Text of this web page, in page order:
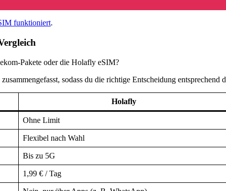
funktioniert.
Pakete oder die Holafly eSIM?
sodass du die richtige Entscheidung entsprechend
Holafly
Ohne Limit
Flexibel nach Wahl
Bis zu 5G
1,99 € / Tag